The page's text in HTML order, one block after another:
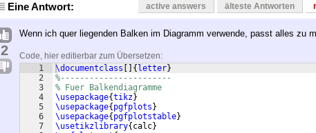
Eine Antwort: active answers älteste Antworten
2
Wenn ich quer liegenden Balken im Diagramm verwende, passt alles zu
Code, hier editierbar zum Übersetzen:
1
2
3
4
5
6
7
\documentclass { letter}
%-----------------------
% Fuer Balkendiagramme
\usepackage{tikz}
\usepackage{ pgfplots }
\usepackage{ pgfplotstable}
\usetikzlibrary{ calc}